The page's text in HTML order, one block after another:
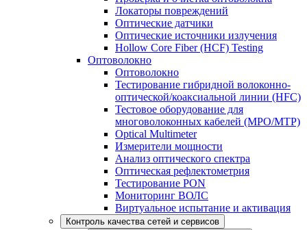
Локаторы повреждений
Оптические датчики
Оптические источники излучения
Hollow Core Fiber (HCF) Testing
Оптоволокно
Оптоволокно
Тестирование гибридной волоконно-
оптической/коаксиальной линии (HFC)
Тестовое оборудование для
многоволоконных кабелей (MPO/MTP)
Optical Multimeter
Измерители мощности
Анализ оптического спектра
Оптическая рефлектометрия
Тестирование PON
Мониторинг ВОЛС
Виртуальное испытание и активация
Контроль качества сетей и сервисов